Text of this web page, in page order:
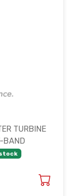
TURBINE
BAND